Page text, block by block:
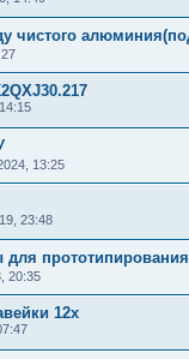
чистого
13:25
23:48
20:35
12х